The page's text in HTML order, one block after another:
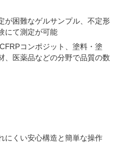
が困難なゲルサンプル、不定形
にて測定が可能
コンポジット、塗料・塗
、医薬品などの分野で品質の数
にくい安心構造と簡単な操作